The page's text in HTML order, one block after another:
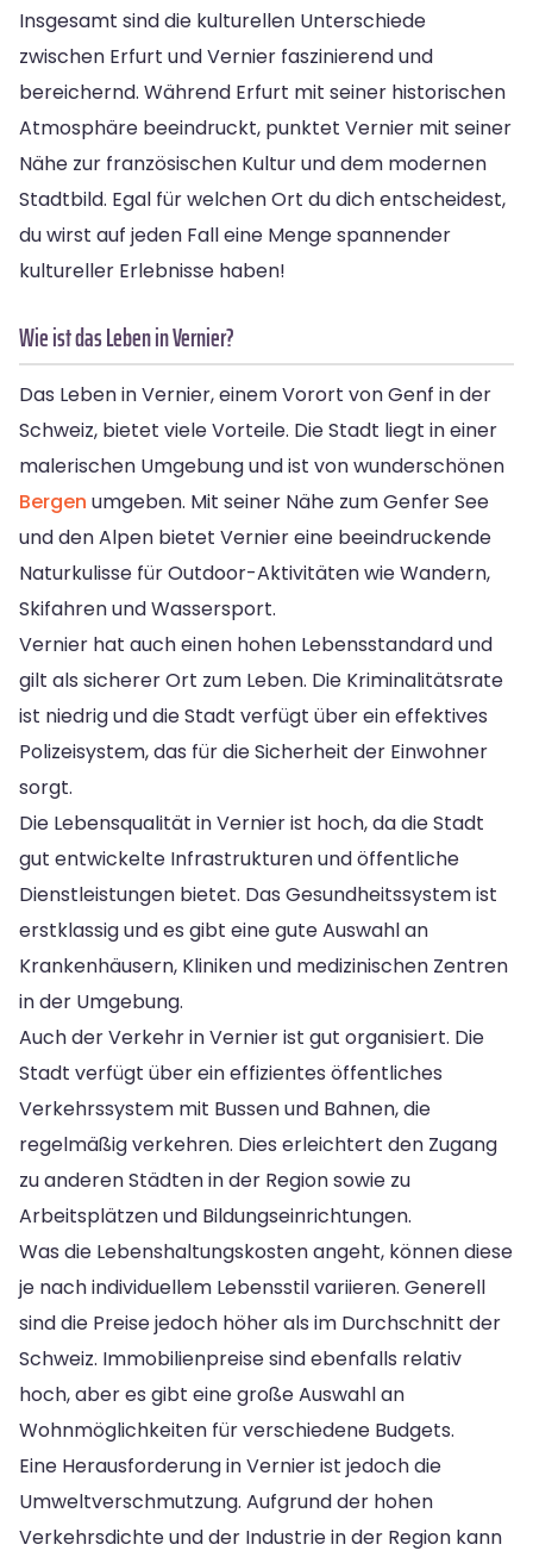
Insgesamt sind die kulturellen Unterschiede
zwischen Erfurt und Vernier faszinierend und
bereichernd. Während Erfurt mit seiner historischen
Atmosphäre beeindruckt, punktet Vernier mit seiner
Nähe zur französischen Kultur und dem modernen
Stadtbild. Egal für welchen Ort du dich entscheidest,
du wirst auf jeden Fall eine Menge spannender
kultureller Erlebnisse haben!
Wie ist das Leben in Vernier?
Das Leben in Vernier, einem Vorort von Genf in der
Schweiz, bietet viele Vorteile. Die Stadt liegt in einer
malerischen Umgebung und ist von wunderschönen
Bergen umgeben. Mit seiner Nähe zum Genfer See
und den Alpen bietet Vernier eine beeindruckende
Naturkulisse für Outdoor-Aktivitäten wie Wandern,
Skifahren und Wassersport.
Vernier hat auch einen hohen Lebensstandard und
gilt als sicherer Ort zum Leben. Die Kriminalitätsrate
ist niedrig und die Stadt verfügt über ein effektives
Polizeisystem, das für die Sicherheit der Einwohner
sorgt.
Die Lebensqualität in Vernier ist hoch, da die Stadt
gut entwickelte Infrastrukturen und öffentliche
Dienstleistungen bietet. Das Gesundheitssystem ist
erstklassig und es gibt eine gute Auswahl an
Krankenhäusern, Kliniken und medizinischen Zentren
in der Umgebung.
Auch der Verkehr in Vernier ist gut organisiert. Die
Stadt verfügt über ein effizientes öffentliches
Verkehrssystem mit Bussen und Bahnen, die
regelmäßig verkehren. Dies erleichtert den Zugang
zu anderen Städten in der Region sowie zu
Arbeitsplätzen und Bildungseinrichtungen.
Was die Lebenshaltungskosten angeht, können diese
je nach individuellem Lebensstil variieren. Generell
sind die Preise jedoch höher als im Durchschnitt der
Schweiz. Immobilienpreise sind ebenfalls relativ
hoch, aber es gibt eine große Auswahl an
Wohnmöglichkeiten für verschiedene Budgets.
Eine Herausforderung in Vernier ist jedoch die
Umweltverschmutzung. Aufgrund der hohen
Verkehrsdichte und der Industrie in der Region kann